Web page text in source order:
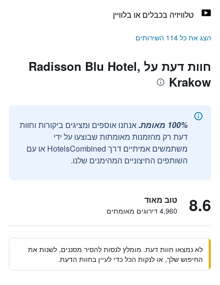
טלוויזיה בכבלים או בלוויין
הצג את כל 114 השירותים
חוות דעת על Radisson Blu Hotel,
Krakow
100% מאומת.
אנחנו אוספים ומציגים ביקורות וחוות
דעת רק מהזמנות מאומתות שבוצעו על ידי
משתמשים אמיתיים דרך HotelsCombined או עם
השותפים החיצוניים המהימנים שלנו.
8.6 טוב מאוד
4,960 דירוגים מאומתים
לא נמצאו חוות דעת. מומלץ לנסות להסיר מסננים, לשנות את
החיפוש שלך, או לנקות הכל כדי לעיין בחוות הדעת.